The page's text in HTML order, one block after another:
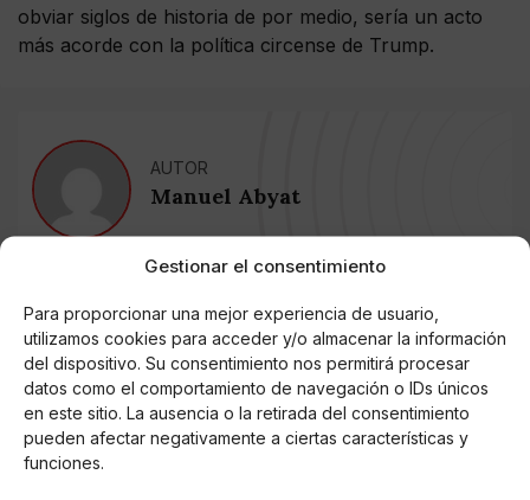
Gestionar el consentimiento
Para proporcionar una mejor experiencia de usuario,
utilizamos cookies para acceder y/o almacenar la información
del dispositivo. Su consentimiento nos permitirá procesar
datos como el comportamiento de navegación o IDs únicos
en este sitio. La ausencia o la retirada del consentimiento
pueden afectar negativamente a ciertas características y
funciones.
obviar siglos de historia de por medio, sería un acto
más acorde con la política circense de Trump.
AUTOR
Manuel Abyat
Noticias relacionadas
Online Casino
Mejores Cripto Casinos Online en
Colombia 2025: Bitcoin Casinos